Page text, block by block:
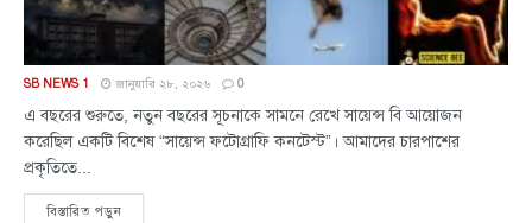
SB NEWS 1 জানুয়ারি ২৮, ২০২৬ 0
এ বছরের শুরুতে, নতুন বছরের সূচনাকে সামনে রেখে সায়েন্স বি আয়োজন
করেছিল একটি বিশেষ “সায়েন্স ফটোগ্রাফি কনটেস্ট”। আমাদের চারপাশের
প্রকৃতিতে...
বিস্তারিত পড়ুন